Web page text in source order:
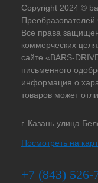
Copyright 2024 ©
Все права
коммерческих
сайте «BARS-
письменного
информация о
товаров может
г. Казань улица
Посмотреть на
+7 (843) 526-